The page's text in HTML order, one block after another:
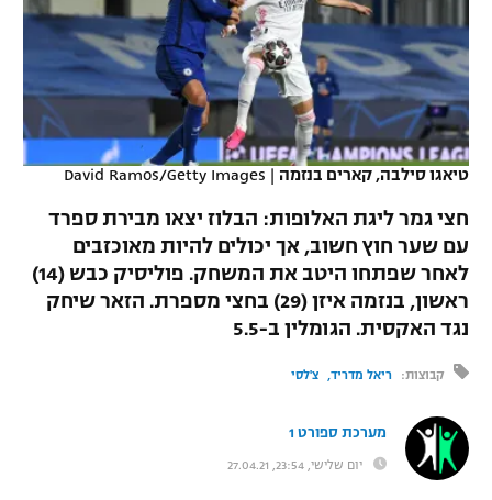
VOD
רץ ברשת
תוצאות
לוח שידורים
ברחבה
"מעל הליגה" – פודקאסט
נבחרת ישראל
מכבי חיפה
בית"ר ירושלים
מכבי תל אביב
הפועל תל אביב
הפועל חיפה
הפועל באר שבע
בני יהודה
ליגה ספרדית
ליגה איטלקית
ליגה צרפתית
ליגה הולנדית
ליגה טורקית
ליגה סינית
ליגה ברזילאית
ליגות נוספות
כדורסל נשים
מכבי תל אביב
הפועל חולון
הפועל ירושלים
דני אבדיה
יורוליג
יורוקאפ
טניס
כדוריד
כדורעף
שחייה
ג'ודו
אגרוף
ספורט אולימפי
UFC
היאבקות WWE
טיאגו סילבה, קארים בנזמה |
David Ramos/Getty Images
חצי גמר ליגת האלופות: הבלוז יצאו מבירת ספרד
עם שער חוץ חשוב, אך יכולים להיות מאוכזבים
לאחר שפתחו היטב את המשחק. פוליסיק כבש (14)
ראשון, בנזמה איזן (29) בחצי מספרת. הזאר שיחק
נגד האקסית. הגומלין ב-5.5
קבוצות: ריאל מדריד צ'לסי
מערכת ספורט 1
יום שלישי, 23:54, 27.04.21